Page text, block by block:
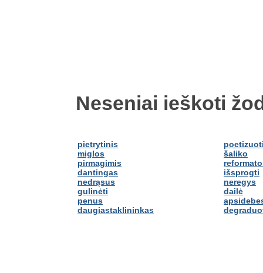
Neseniai ieškoti
pietrytinis
miglos
pirmagimis
dantingas
nedrąsus
gulinėti
penus
daugiastaklininkas
šaliko
išsprogti
neregys
dailė